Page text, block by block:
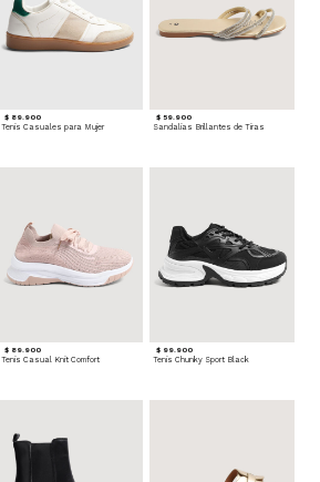
$ 89.900
Tenis Casuales para Mujer
$ 59.900
Sandalias Brillantes de Tiras
$ 89.900
Tenis Casual Knit Comfort
$ 99.900
Tenis Chunky Sport Black